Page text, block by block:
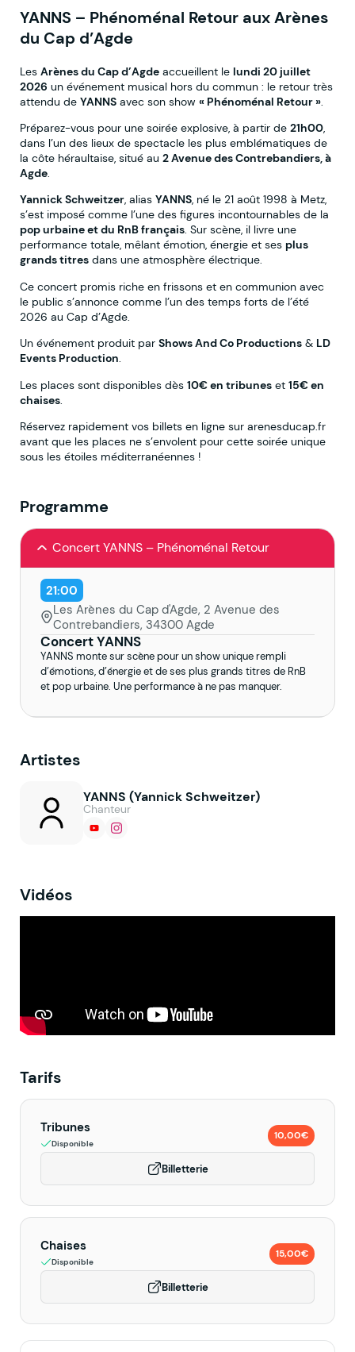
YANNS – Phénoménal Retour aux Arènes
du Cap d’Agde
Les Arènes du Cap d’Agde accueillent le lundi 20 juillet
2026 un événement musical hors du commun : le retour très
attendu de YANNS avec son show « Phénoménal Retour »
Préparez-vous pour une soirée explosive, à partir de 21h00,
dans l’un des lieux de spectacle les plus emblématiques de
la côte héraultaise, situé au 2 Avenue des Contrebandiers, à
Agde.
Yannick Schweitzer, alias YANNS, né le 21 août 1998 à Metz,
s’est imposé comme l’une des figures incontournables de la
pop urbaine et du RnB français. Sur scène, il livre une
performance totale, mêlant émotion, énergie et ses plus
grands titres dans une atmosphère électrique.
Ce concert promis riche en frissons et en communion avec
le public s’annonce comme l’un des temps forts de l’été
2026 au Cap d’Agde.
Un événement produit par Shows And Co Productions & LD
Events Production.
Les places sont disponibles dès 10€ en tribunes et 15€ en
chaises
Réservez rapidement vos billets en ligne sur arenesducap.fr
avant que les places ne s’envolent pour cette soirée unique
sous les étoiles méditerranéennes !
Programme
Concert YANNS – Phénoménal Retour
21:00
Les Arènes du Cap d'Agde, 2 Avenue des
Contrebandiers, 34300 Agde
Concert YANNS
YANNS monte sur scène pour un show unique rempli
d’émotions, d’énergie et de ses plus grands titres de RnB
et pop urbaine. Une performance à ne pas manquer.
Artistes
YANNS (Yannick Schweitzer)
Chanteur
Vidéos
Tarifs
Tribunes
Disponible
10,00€
Billetterie
Chaises
Disponible
15,00€
Billetterie